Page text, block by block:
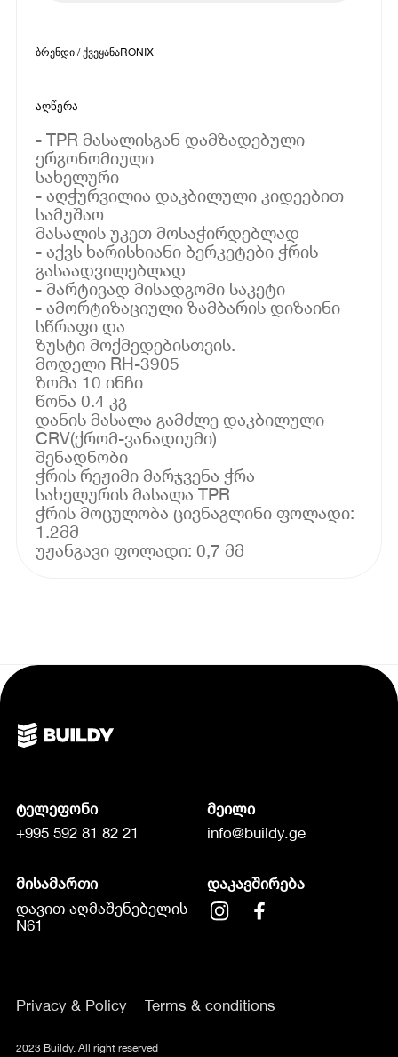
ბრენდი / ქვეყანაRONIX
აღწერა
- TPR მასალისგან დამზადებული
ერგონომიული
სახელური
- აღჭურვილია დაკბილული კიდეებით
სამუშაო
მასალის უკეთ მოსაჭირდებლად
- აქვს ხარისხიანი ბერკეტები ჭრის
გასაადვილებლად
- მარტივად მისადგომი საკეტი
- ამორტიზაციული ზამბარის დიზაინი
სწრაფი და
ზუსტი მოქმედებისთვის.
მოდელი RH-3905
ზომა 10 ინჩი
წონა 0.4 კგ
დანის მასალა გამძლე დაკბილული
CRV(ქრომ-ვანადიუმი)
შენადნობი
ჭრის რეჟიმი მარჯვენა ჭრა
სახელურის მასალა TPR
ჭრის მოცულობა ცივნაგლინი ფოლადი:
1.2მმ
უჟანგავი ფოლადი: 0,7 მმ
ტელეფონი
+995 592 81 82 21
მეილი
info@buildy.ge
მისამართი
დავით აღმაშენებელის
N61
დაკავშირება
Privacy & Policy Terms & conditions
2023 Buildy. All right reserved